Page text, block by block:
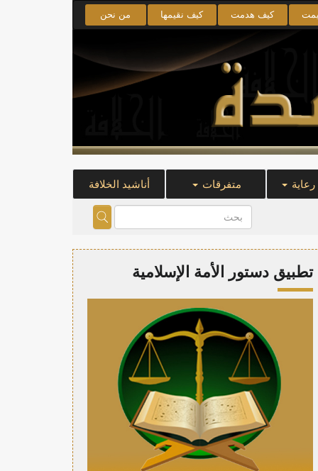
كيف هدمت كيف نقيمها من نحن
متفرقات أناشيد الخلافة
تطبيق دستور الأمة الإسلامية